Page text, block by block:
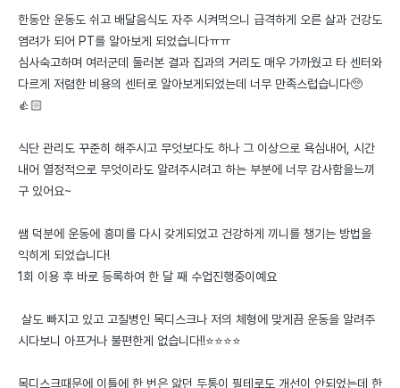
한동안 운동도 쉬고 배달음식도 자주 시켜먹으니 급격하게 오른 살과 건강도
염려가 되어 PT를 알아보게 되었습니다ㅠㅠ
심사숙고하며 여러군데 둘러본 결과 집과의 거리도 매우 가까웠고 타 센터와
다르게 저렴한 비용의 센터로 알아보게되었는데 너무 만족스럽습니다🥺
👍🏻
식단 관리도 꾸준히 해주시고 무엇보다도 하나 그 이상으로 욕심내어, 시간
내어 열정적으로 무엇이라도 알려주시려고 하는 부분에 너무 감사함을느끼
구 있어요~
쌤 덕분에 운동에 흥미를 다시 갖게되었고 건강하게 끼니를 챙기는 방법을
익히게 되었습니다!
1회 이용 후 바로 등록하여 한 달 째 수업진행중이예요
시다보니 아프거나 불편한게 없습니다!!⭐️⭐️⭐️⭐️
목디스크때문에 이틀에 한 번은 앓던 두통이 필테로도 개선이 안되었는데 한